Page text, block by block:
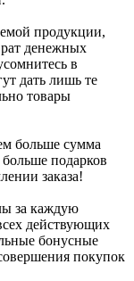
продукции,
денежных
в
дать лишь те
товары
больше сумма
подарков
заказа!
за каждую
действующих
бонусные
покупок